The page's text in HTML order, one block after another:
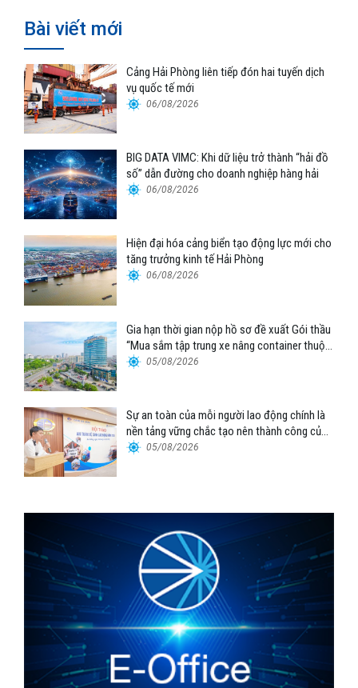
Bài viết mới
Cảng Hải Phòng liên tiếp đón hai tuyến dịch
vụ quốc tế mới
06/08/2026
BIG DATA VIMC: Khi dữ liệu trở thành “hải đồ
số” dẫn đường cho doanh nghiệp hàng hải
06/08/2026
Hiện đại hóa cảng biển tạo động lực mới cho
tăng trưởng kinh tế Hải Phòng
06/08/2026
Gia hạn thời gian nộp hồ sơ đề xuất Gói thầu
“Mua sắm tập trung xe nâng container thuộc
Tổng công ty Hàng hải Việt Nam – CTCP”
05/08/2026
Sự an toàn của mỗi người lao động chính là
nền tảng vững chắc tạo nên thành công của
Cảng Đà Nẵng
05/08/2026